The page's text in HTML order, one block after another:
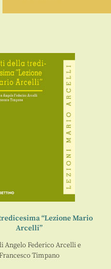
“Lezione Mario
Arcelli”
Angelo Federico Arcellie
Timpano